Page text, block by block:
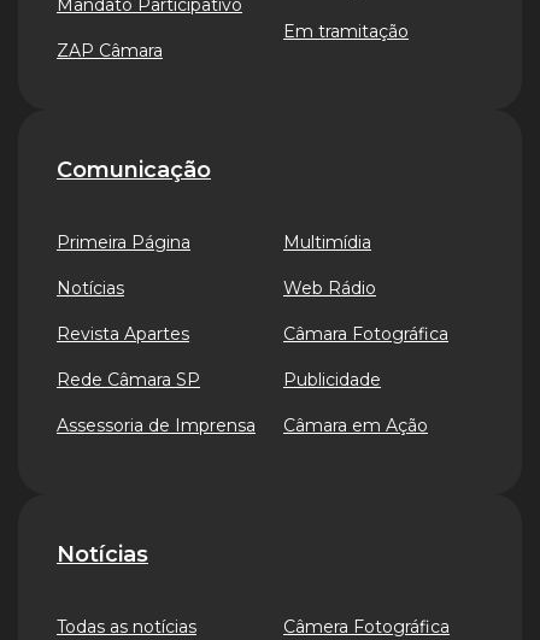
Mandato Participativo
ZAP Câmara
Em tramitação
Comunicação
Primeira Página
Notícias
Revista Apartes
Rede Câmara SP
Assessoria de Imprensa
Multimídia
Web Rádio
Câmara Fotográfica
Publicidade
Câmara em Ação
Notícias
Todas as notícias Câmera Fotográfica